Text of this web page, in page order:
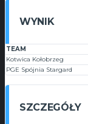
WYNIK
TEAM
Kotwica Kołobrzeg
PGE Spójnia Stargard
SZCZEGÓŁY